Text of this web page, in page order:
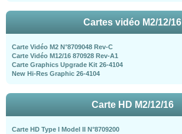
Cartes vidéo M2/12/16
Carte Vidéo M2 N°8709048 Rev-C
Carte Vidéo M12/16 870928 Rev-A1
Carte Graphics Upgrade Kit 26-4104
New Hi-Res Graphic 26-4104
Carte HD M2/12/16
Carte HD Type I Model II N°8709200